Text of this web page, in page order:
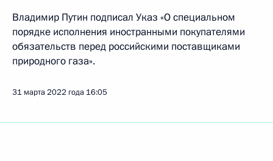
Владимир Путин подписал Указ «О специальном
порядке исполнения иностранными покупателями
обязательств перед российскими поставщиками
природного газа».
31 марта 2022 года 16:05